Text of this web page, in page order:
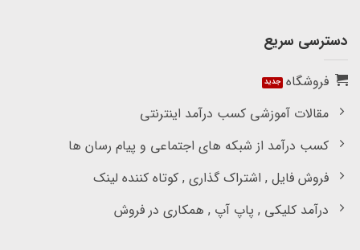
دسترسی سریع
فروشگاه
مقالات آموزشی کسب درآمد اینترنتی
کسب درآمد از شبکه های اجتماعی و پیام رسان ها
فروش فایل , اشتراک گذاری , کوتاه کننده لینک
درآمد کلیکی , پاپ آپ , همکاری در فروش